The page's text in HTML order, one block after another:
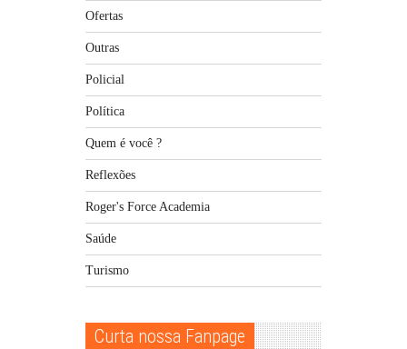
Ofertas
Outras
Policial
Política
Quem é você ?
Reflexões
Roger's Force Academia
Saúde
Turismo
Curta nossa Fanpage